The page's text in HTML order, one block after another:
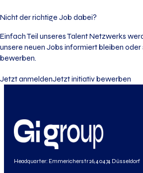
Nicht der richtige Job dabei?
Einfach Teil unseres Talent Netzwerks
unsere neuen Jobs informiert bleiben
bewerben.
Jetzt anmeldenJetzt initiativ bewerben
Headquarter: Emmericherstr 26, 40474 Düsseldorf